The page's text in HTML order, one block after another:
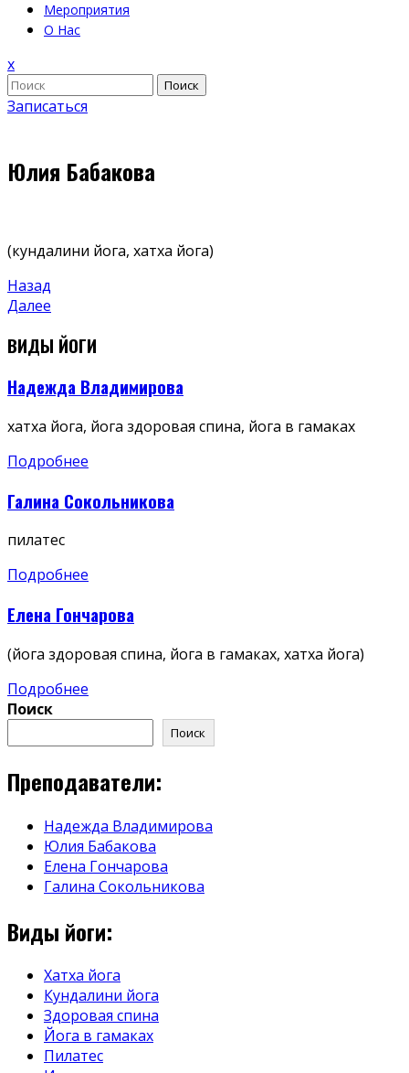
Мероприятия
О Нас
xЗакрыть
меню
Поиск
Записаться
Юлия Бабакова
(кундалини йога, хатха йога)
Навигация
по
записям
Предыдущая
запись
Назад
Следующая
Далее
ВИДЫ ЙОГИ
Надежда Владимирова
хатха йога, йога здоровая спина, йога в гамаках
Подробнее
Галина Сокольникова
пилатес
Подробнее
Елена Гончарова
(йога здоровая спина, йога в гамаках, хатха йога)
Подробнее
Поиск
Поиск
Преподаватели:
Надежда Владимирова
Юлия Бабакова
Елена Гончарова
Галина Сокольникова
Виды йоги:
Хатха йога
Кундалини йога
Здоровая спина
Йога в гамаках
Пилатес